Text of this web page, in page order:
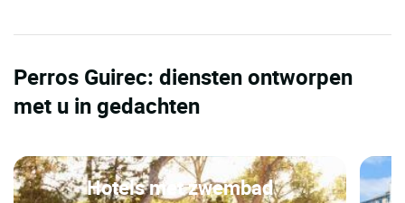
Perros Guirec: diensten ontworpen
met u in gedachten
Hotels met zwembad